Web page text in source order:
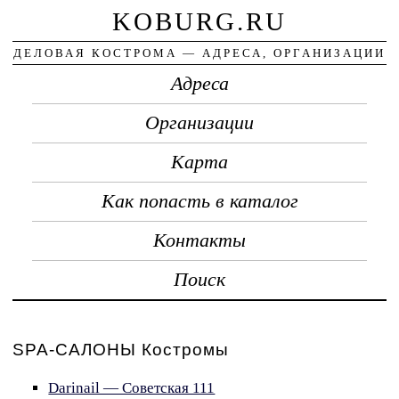
KOBURG.RU
ДЕЛОВАЯ КОСТРОМА — АДРЕСА, ОРГАНИЗАЦИИ
Адреса
Организации
Карта
Как попасть в каталог
Контакты
Поиск
SPA-САЛОНЫ Костромы
Darinail — Советская 111